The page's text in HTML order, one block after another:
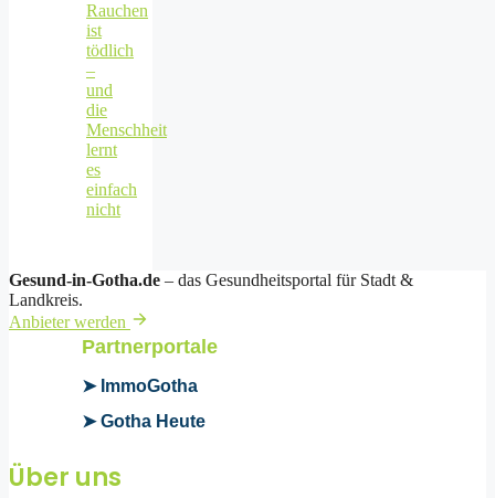
Rauchen
ist
tödlich
–
und
die
Menschheit
lernt
es
einfach
nicht
Gesund-in-Gotha.de – das Gesundheitsportal für Stadt &
Landkreis.
Anbieter werden
Partnerportale
➤ ImmoGotha
➤ Gotha Heute
Über uns